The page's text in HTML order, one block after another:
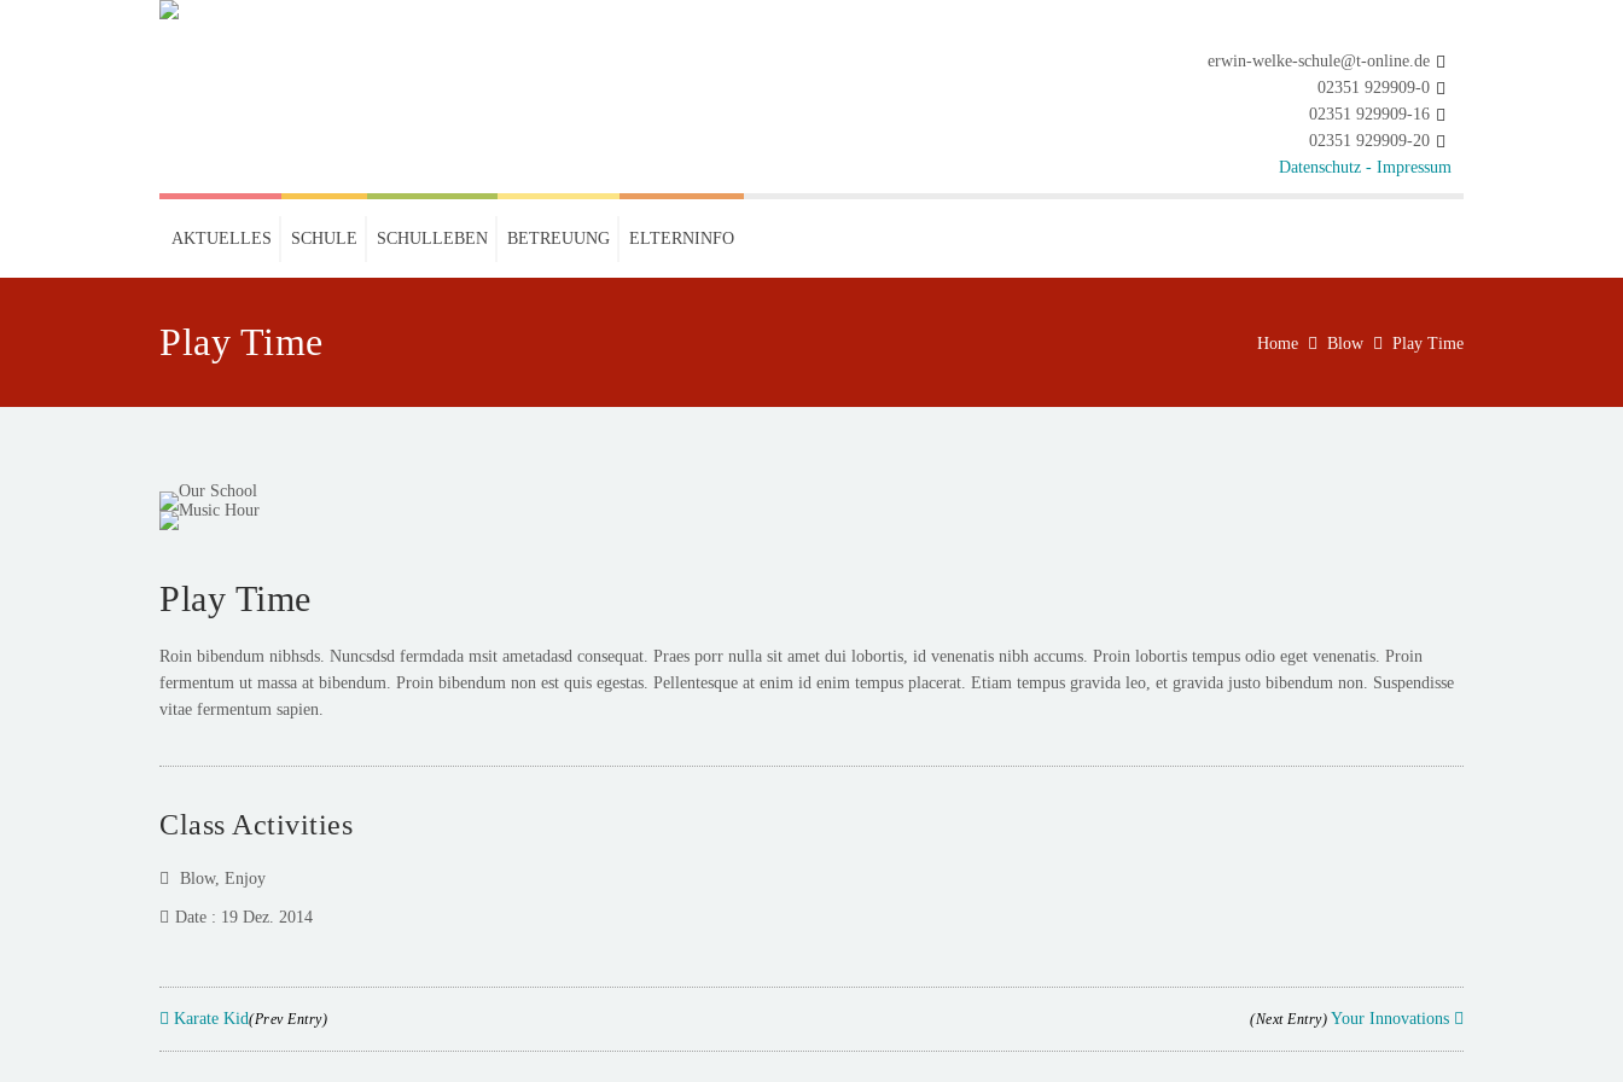
erwin-welke-schule@t-online.de
02351 929909-0
02351 929909-16
02351 929909-20
Datenschutz - Impressum
AKTUELLES SCHULE SCHULLEBEN BETREUUNG ELTERNINFO
Play Time Home Blow Play Time
Play Time
Roin bibendum nibhsds. Nuncsdsd fermdada msit ametadasd consequat. Praes porr nulla sit amet dui lobortis, id venenatis nibh accums. Proin lobortis tempus odio eget venenatis. Proin
fermentum ut massa at bibendum. Proin bibendum non est quis egestas. Pellentesque at enim id enim tempus placerat. Etiam tempus gravida leo, et gravida justo bibendum non. Suspendisse
vitae fermentum sapien.
Class Activities
Blow, Enjoy
Date : 19 Dez. 2014
Karate Kid(Prev Entry) (Next Entry) Your Innovations